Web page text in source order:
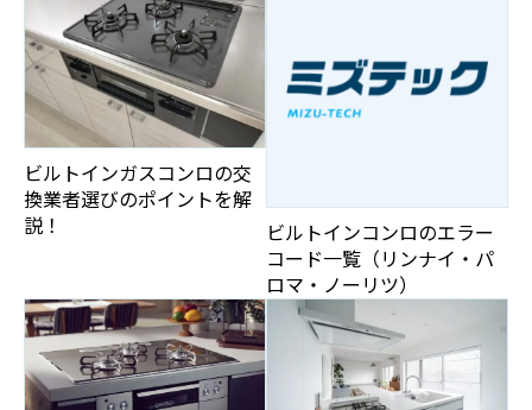
ビルトインガスコンロの交
換業者選びのポイントを解
説！
ビルトインコンロのエラー
コード一覧（リンナイ・パ
ロマ・ノーリツ）